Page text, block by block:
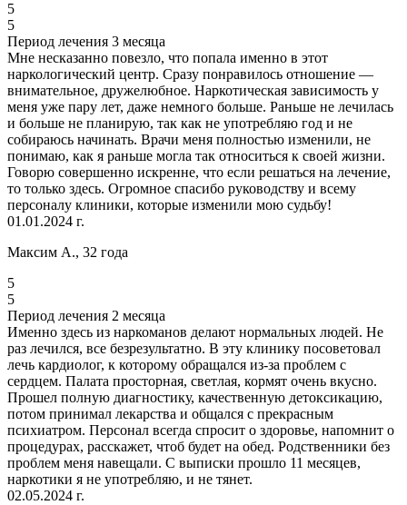
5
5
Период лечения 3 месяца
Мне несказанно повезло, что попала именно в этот
наркологический центр. Сразу понравилось отношение —
внимательное, дружелюбное. Наркотическая зависимость у
меня уже пару лет, даже немного больше. Раньше не лечилась
и больше не планирую, так как не употребляю год и не
собираюсь начинать. Врачи меня полностью изменили, не
понимаю, как я раньше могла так относиться к своей жизни.
Говорю совершенно искренне, что если решаться на лечение,
то только здесь. Огромное спасибо руководству и всему
персоналу клиники, которые изменили мою судьбу!
01.01.2024 г.
Максим А., 32 года
5
5
Период лечения 2 месяца
Именно здесь из наркоманов делают нормальных людей. Не
раз лечился, все безрезультатно. В эту клинику посоветовал
лечь кардиолог, к которому обращался из-за проблем с
сердцем. Палата просторная, светлая, кормят очень вкусно.
Прошел полную диагностику, качественную детоксикацию,
потом принимал лекарства и общался с прекрасным
психиатром. Персонал всегда спросит о здоровье, напомнит о
процедурах, расскажет, чтоб будет на обед. Родственники без
проблем меня навещали. С выписки прошло 11 месяцев,
наркотики я не употребляю, и не тянет.
02.05.2024 г.